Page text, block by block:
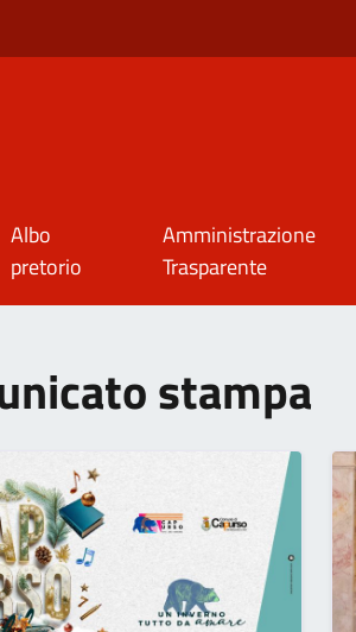
Albo
pretorio
Amministrazione
Trasparente
stampa